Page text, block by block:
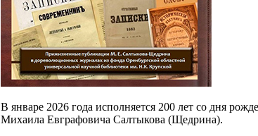
В январе 2026 года исполняется 200 лет со дня
Михаила Евграфовича Салтыкова (Щедрина).